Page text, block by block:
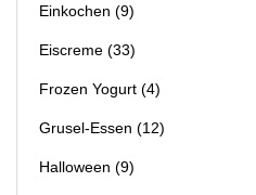
Einkochen (9)
Eiscreme (33)
Frozen Yogurt (4)
Grusel-Essen (12)
Halloween (9)